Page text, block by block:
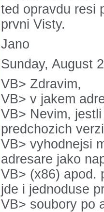
ted opravdu resi
prvni Visty.
Jano
Sunday, August
VB> Zdravim,
VB> v jakem
VB> Nevim,
predchozich
VB> vyhodnejsi
adresare jako
VB> (x86) apod.
jde i jednoduse
VB> soubory po